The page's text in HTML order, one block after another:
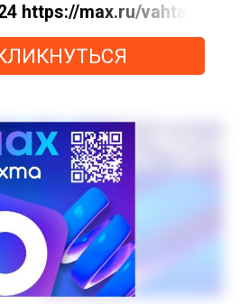
https://max.ru/vahta